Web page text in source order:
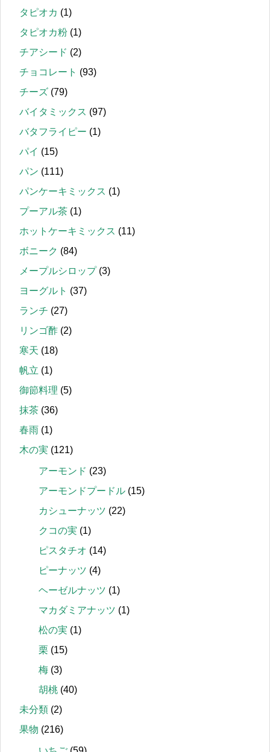
タピオカ (1)
タピオカ粉 (1)
チアシード (2)
チョコレート (93)
チーズ (79)
バイタミックス (97)
バタフライピー (1)
パイ (15)
パン (111)
パンケーキミックス (1)
プーアル茶 (1)
ホットケーキミックス (11)
ボニーク (84)
メープルシロップ(3)
ヨーグルト (37)
ランチ (27)
リンゴ酢 (2)
寒天 (18)
帆立 (1)
御節料理 (5)
抹茶 (36)
春雨 (1)
木の実 (121)
アーモンド (23)
アーモンドプードル (15)
カシューナッツ (22)
クコの実 (1)
ピスタチオ (14)
ピーナッツ (4)
ヘーゼルナッツ (1)
マカダミアナッツ (1)
松の実 (1)
栗 (15)
梅 (3)
胡桃 (40)
未分類 (2)
果物 (216)